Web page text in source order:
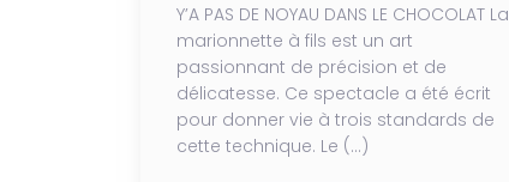
Y’A PAS DE NOYAU DANS LE CHOCOLAT La
marionnette à fils est un art
passionnant de précision et de
délicatesse. Ce spectacle a été écrit
pour donner vie à trois standards de
cette technique. Le (…)